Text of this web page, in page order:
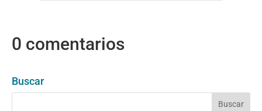
0 comentarios
Buscar